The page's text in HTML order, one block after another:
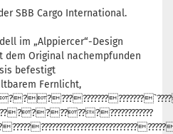
SBB Cargo International.
im „Alppiercer“-Design
dem Original nachempfunden
befestigt
Fernlicht,